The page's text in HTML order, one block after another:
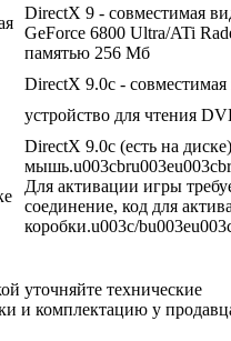
DirectX 9 - совместимая
GeForce 6800 Ultra/ATi
памятью 256 Мб
DirectX 9.0с - совместимая
устройство для чтения
DirectX 9.0c (есть на
Для активации игры
соединение, код для
коробки.u003c/
уточняйте технические
и комплектацию у